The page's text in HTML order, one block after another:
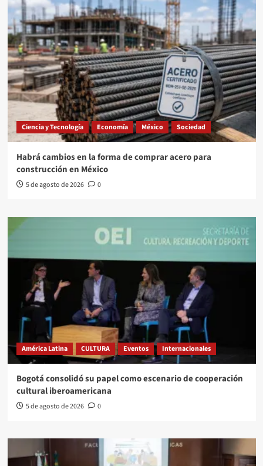
Ciencia y Tecnología Economía México Sociedad
Habrá cambios en la forma de comprar acero para
construcción en México
5 de agosto de 2026 0
América Latina CULTURA Eventos Internacionales
Bogotá consolidó su papel como escenario de cooperación
cultural iberoamericana
5 de agosto de 2026 0